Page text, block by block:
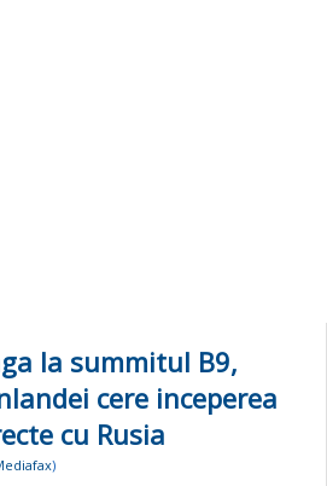
la summitul B9,
cere inceperea
cu Rusia
)